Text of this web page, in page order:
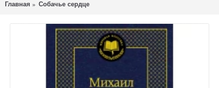
Главная Собачье сердце